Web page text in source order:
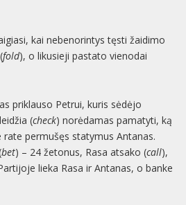
kai nebenorintys tęsti žaidimo
fold), o likusieji pastato vienodai
priklauso Petrui, kuris sėdėjo
(check) norėdamas pamatyti, ką
rate permušęs statymus Antanas.
bet) – 24 žetonus, Rasa atsako (call),
lieka Rasa ir Antanas, o banke